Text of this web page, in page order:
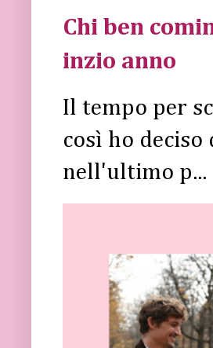
Chi ben
inzio anno
Il tempo per
così ho
nell'ultimo p...